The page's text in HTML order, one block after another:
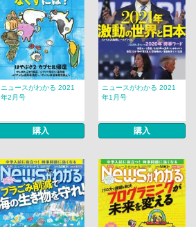
ニュースがわかる 2021
年2月号
購入
ニュースがわかる 2021
年1月号
購入